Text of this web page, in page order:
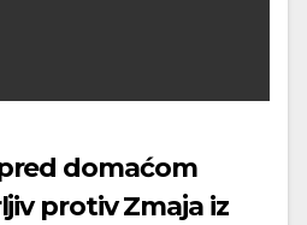
domaćom
protiv Zmaja iz